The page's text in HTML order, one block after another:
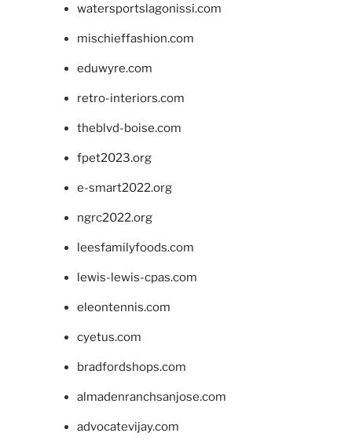
watersportslagonissi.com
mischieffashion.com
eduwyre.com
retro-interiors.com
theblvd-boise.com
fpet2023.org
e-smart2022.org
ngrc2022.org
leesfamilyfoods.com
lewis-lewis-cpas.com
eleontennis.com
cyetus.com
bradfordshops.com
almadenranchsanjose.com
advocatevijay.com